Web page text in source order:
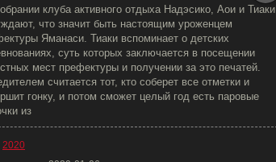
клуба активного отдыха Надэсико, Аои и Тиаки
что значит быть настоящим уроженцем
Яманаси. Тиаки вспоминает о детских
суть которых заключается в посещении
мест префектуры и получении за это печатей.
считается тот, кто соберет все отметки и
гонку, и потом сможет целый год есть паровые
из
2020